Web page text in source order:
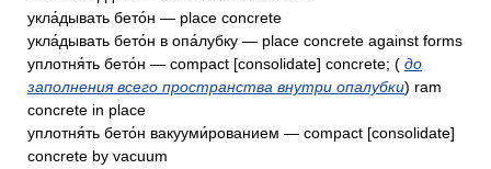
укла́дывать бето́н — place concrete
укла́дывать бето́н в опа́лубку — place concrete against forms
уплотня́ть бето́н — compact [consolidate] concrete; ( до
заполнения всего пространства внутри опалубки) ram
concrete in place
уплотня́ть бето́н вакууми́рованием — compact [consolidate]
concrete by vacuum